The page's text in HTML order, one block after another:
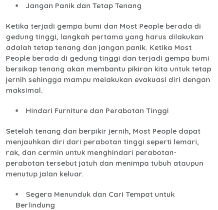
Jangan Panik dan Tetap Tenang
Ketika terjadi gempa bumi dan Most People berada di
gedung tinggi, langkah pertama yang harus dilakukan
adalah tetap tenang dan jangan panik. Ketika Most
People berada di gedung tinggi dan terjadi gempa bumi
bersikap tenang akan membantu pikiran kita untuk tetap
jernih sehingga mampu melakukan evakuasi diri dengan
maksimal.
Hindari Furniture dan Perabotan Tinggi
Setelah tenang dan berpikir jernih, Most People dapat
menjauhkan diri dari perabotan tinggi seperti lemari,
rak, dan cermin untuk menghindari perabotan-
perabotan tersebut jatuh dan menimpa tubuh ataupun
menutup jalan keluar.
Segera Menunduk dan Cari Tempat untuk
Berlindung